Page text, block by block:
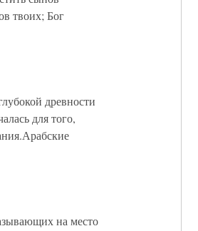
твоих; Бог
древности
для того,
на место